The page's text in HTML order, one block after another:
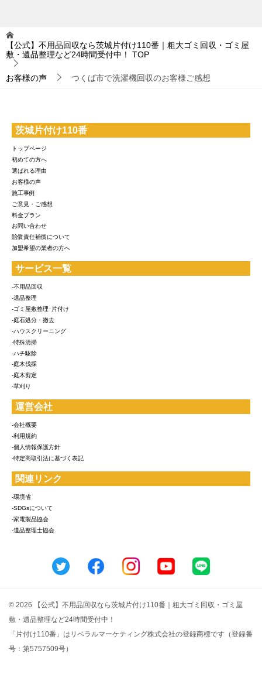
【公式】不用品回収なら茨城片付け110番｜粗大ゴミ回収・ゴミ屋
敷・遺品整理など24時間受付中！
TOP
お客様の声 つくば市で洗濯機回収のお客様ご感想
茨城片付け110番
トップページ
初めての方へ
選ばれる理由
お客様の声
施工事例
ご意見・ご感想
料金プラン
お問い合わせ
賠償責任補償について
加盟希望の業者の方へ
サービス一覧
-不用品回収
-遺品整理
-ゴミ屋敷整理･片付け
-庭石処分・撤去
-ハウスクリーニング
-特殊清掃
-ハチ駆除
-庭木伐採
-庭木剪定
-草刈り
運営会社
-会社概要
-利用規約
-個人情報保護方針
-特定商取引法に基づく表記
関連リンク
-環境省
-SDGsについて
-家電製品協会
-遺品整理士協会
© 2026 【公式】不用品回収なら茨城片付け110番｜粗大ゴミ回収・ゴミ屋
敷・遺品整理など24時間受付中！
「片付け110番」はリベラルマーケティング株式会社の登録商標です（登録番
号：第5757509号）